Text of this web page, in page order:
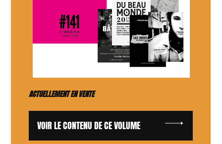
ACTUELLEMENT EN VENTE
VOIR LE CONTENU DE CE VOLUME